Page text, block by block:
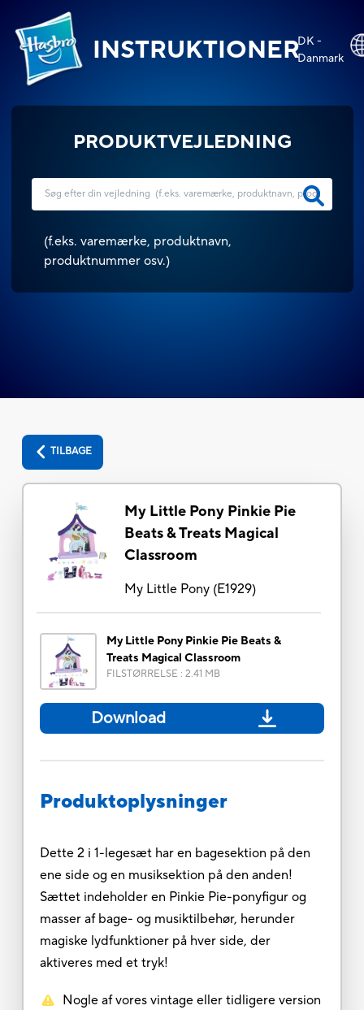
INSTRUKTIONERDK -
Danmark
PRODUKTVEJLEDNING
(f.eks. varemærke, produktnavn,
produktnummer osv.)
TILBAGE
My Little Pony Pinkie Pie
Beats & Treats Magical
Classroom
My Little Pony(E1929)
My Little Pony Pinkie Pie Beats &
Treats Magical Classroom
FILSTØRRELSE : 2.41 MB
Download
Produktoplysninger
Dette 2 i 1-legesæt har en bagesektion på den
ene side og en musiksektion på den anden!
Sættet indeholder en Pinkie Pie-ponyfigur og
masser af bage- og musiktilbehør, herunder
magiske lydfunktioner på hver side, der
aktiveres med et tryk!
Nogle af vores vintage eller tidligere version